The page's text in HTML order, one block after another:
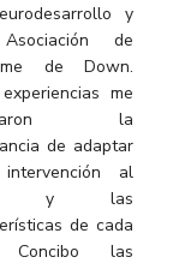
y
de
de Down.
me
la
de adaptar
al
y las
de cada
Concibo las